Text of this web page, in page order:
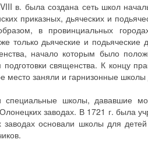
в. была создана сеть школ
приказных, дьяческих и
в провинциальных
только дьяческие и
начало которым было
священства. К концу
место заняли и гарнизонные школы
специальные школы, дававшие
заводах. В 1721 г. была
основали школы для